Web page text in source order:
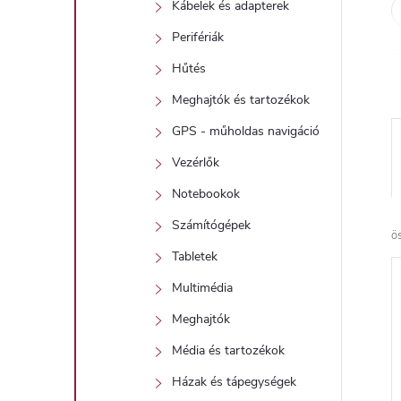
Kábelek és adapterek
Perifériák
Hűtés
Meghajtók és tartozékok
GPS - műholdas navigáció
Vezérlők
Notebookok
Számítógépek
Tabletek
Multimédia
Meghajtók
Média és tartozékok
Házak és tápegységek
e